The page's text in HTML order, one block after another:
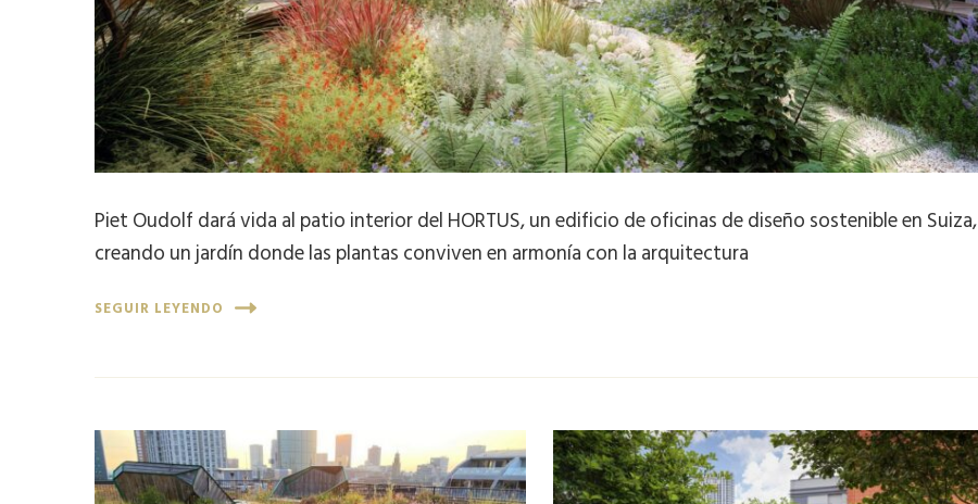
Piet Oudolf dará vida al patio interior del HORTUS, un edificio de oficinas de diseño sostenible en Suiza,
creando un jardín donde las plantas conviven en armonía con la arquitectura
SEGUIR LEYENDO